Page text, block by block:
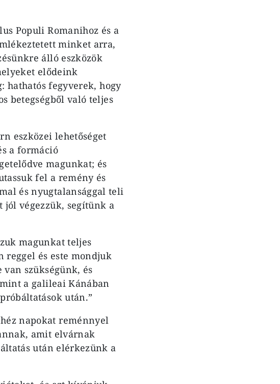
Populi Romanihoz és a
minket arra,
álló eszközök
elődeink
hathatós fegyverek, hogy
betegségből való teljes
eszközei lehetőséget
a formáció
magunkat; és
fel a remény és
és nyugtalansággal teli
jól végezzük, segítünk a
magunkat teljes
reggel és este mondjuk
van szükségünk, és
a galileai Kánában
után.”
napokat reménnyel
amit elvárnak
után elérkezünk a